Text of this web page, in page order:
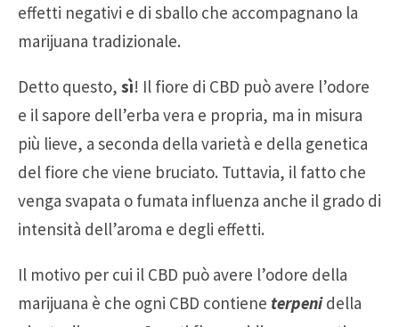
effetti negativi e di sballo che accompagnano la
marijuana tradizionale.
Detto questo, sì! Il fiore di CBD può avere l’odore
e il sapore dell’erba vera e propria, ma in misura
più lieve, a seconda della varietà e della genetica
del fiore che viene bruciato. Tuttavia, il fatto che
venga svapata o fumata influenza anche il grado di
intensità dell’aroma e degli effetti.
Il motivo per cui il CBD può avere l’odore della
marijuana è che ogni CBD contiene terpeni della